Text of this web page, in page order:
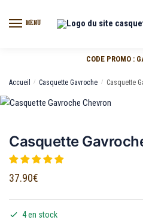
MENU
CODE PROMO :
Accueil / Casquette Gavroche / Casquette
Casquette
37.90€
4 en stock